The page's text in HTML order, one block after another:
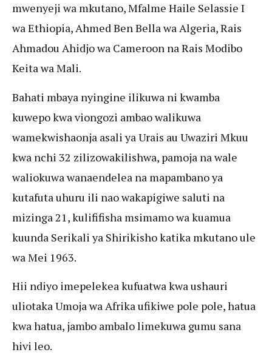
mwenyeji wa mkutano, Mfalme Haile Selassie I
wa Ethiopia, Ahmed Ben Bella wa Algeria, Rais
Ahmadou Ahidjo wa Cameroon na Rais Modibo
Keita wa Mali.
Bahati mbaya nyingine ilikuwa ni kwamba
kuwepo kwa viongozi ambao walikuwa
wamekwishaonja asali ya Urais au Uwaziri Mkuu
kwa nchi 32 zilizowakilishwa, pamoja na wale
waliokuwa wanaendelea na mapambano ya
kutafuta uhuru ili nao wakapigiwe saluti na
mizinga 21, kulififisha msimamo wa kuamua
kuunda Serikali ya Shirikisho katika mkutano ule
wa Mei 1963.
Hii ndiyo imepelekea kufuatwa kwa ushauri
uliotaka Umoja wa Afrika ufikiwe pole pole, hatua
kwa hatua, jambo ambalo limekuwa gumu sana
hivi leo.